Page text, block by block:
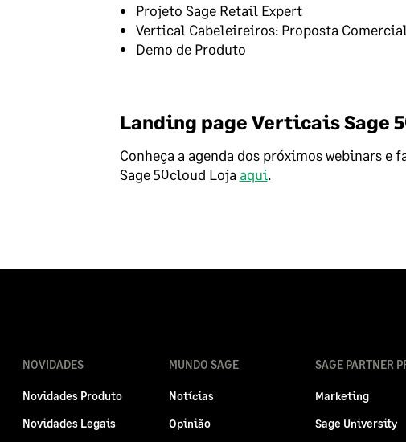
Projeto Sage Retail Expert
Vertical Cabeleireiros: Proposta
Demo de Produto
Landing page Verticais Sage
Conheça a agenda dos próximos webinars
Sage 50cloud Loja aqui.
NOVIDADES
Novidades Produto
Novidades Legais
MUNDO SAGE
Notícias
Opinião
SAGE PARTNER
Marketing
Sage University